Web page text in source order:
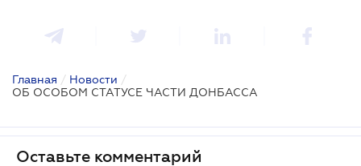
Главная / Новости /
ОБ ОСОБОМ СТАТУСЕ ЧАСТИ ДОНБАССА
Оставьте комментарий